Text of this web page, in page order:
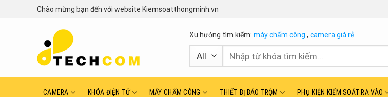
Chào mừng bạn đến với website Kiemsoatthongminh.vn
Xu hướng tìm kiếm: máy chấm công , camera giá rẻ
Tìm
CAMERA KHÓA ĐIỆN TỬ MÁY CHẤM CÔNG THIẾT BỊ BÁO TRỘM PHỤ KIỆN KIỂM SOÁT RA VÀO